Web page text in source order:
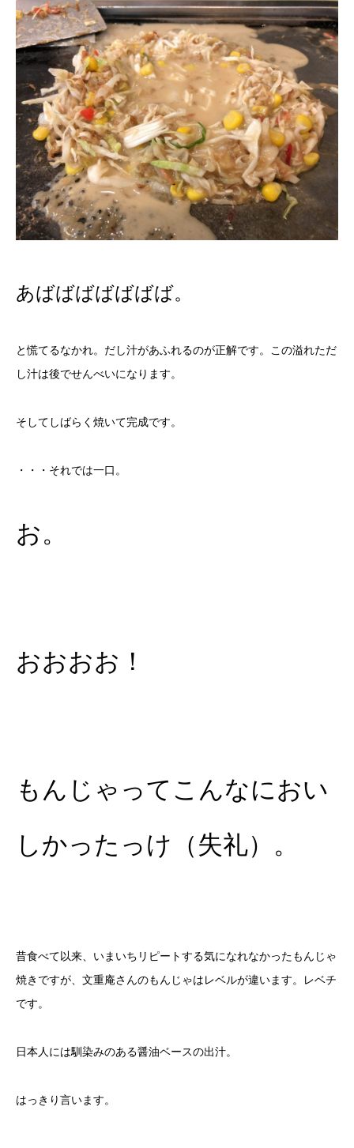
あばばばばばばば。
と慌てるなかれ。だし汁があふれるのが正解です。この溢れただ
し汁は後でせんべいになります。
そしてしばらく焼いて完成です。
・・・それでは一口。
お。
おおおお！
もんじゃってこんなにおい
しかったっけ（失礼）。
昔食べて以来、いまいちリピートする気になれなかったもんじゃ
焼きですが、文重庵さんのもんじゃはレベルが違います。レベチ
です。
日本人には馴染みのある醤油ベースの出汁。
はっきり言います。